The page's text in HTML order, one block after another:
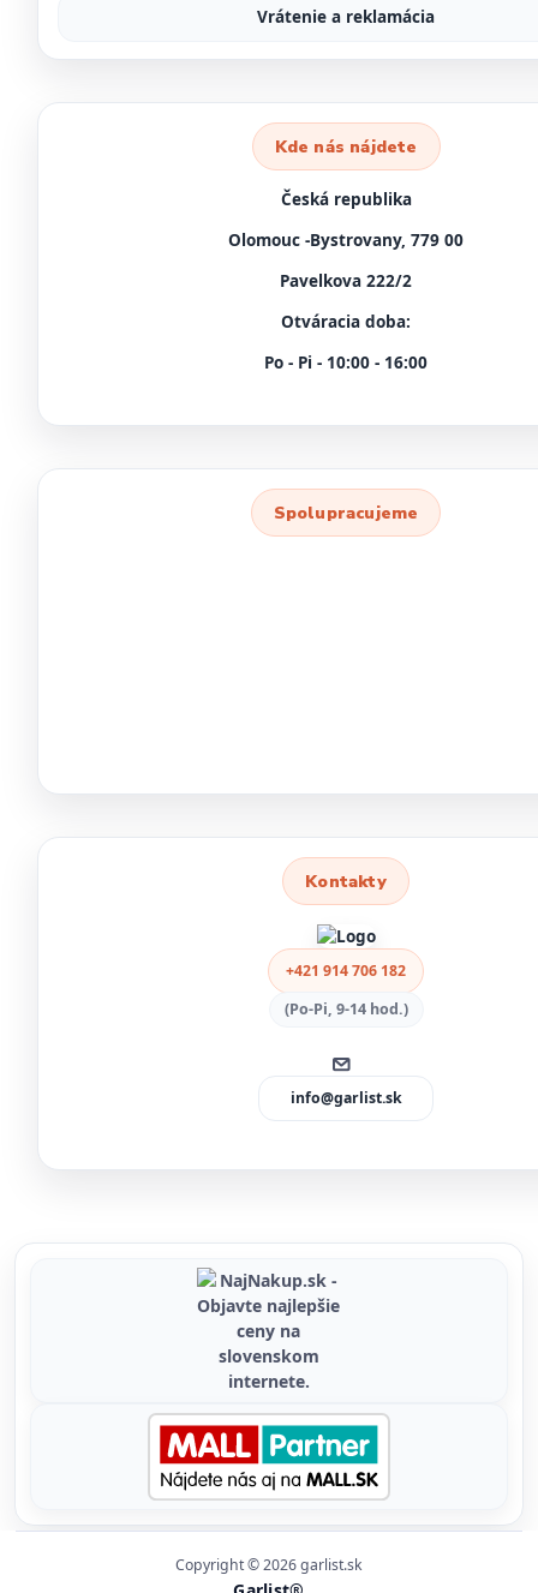
Vrátenie a reklamácia
Kde nás nájdete
Česká republika
Olomouc -Bystrovany, 779 00
Pavelkova 222/2
Otváracia doba:
Po - Pi - 10:00 - 16:00
Spolupracujeme
Kontakty
+421 914 706 182
(Po-Pi, 9-14 hod.)
info@garlist.sk
Copyright © 2026 garlist.sk